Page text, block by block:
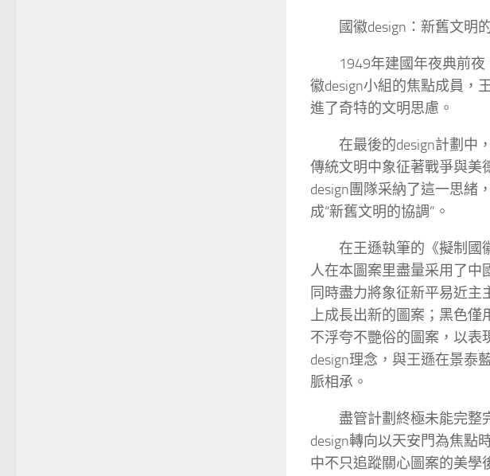
國徽design：新舊文明
1949年建國年夜典前
徽design小組的焦點成員，
進了奇特的文明思慮。
在最後的design計劃中
傳統文明中象征著戰爭與美
design團隊采納了這一思緒
成“新舊文明的協調”。
在王遜執筆的《擬制國
人在本圖案里盡量采用了中
同時盡力將象征新平易近
上成長出新的圖案；黑色僅
不浮夸不艷俗的圖案，以表
design理念，與王遜在景泰
脈相承。
盡管計劃終極未能完整
design轉向以天安門為焦點
中不只追蹤關心圖案的美學